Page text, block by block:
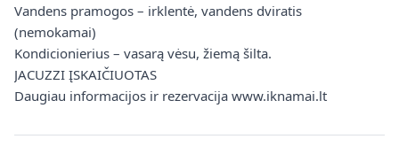
Vandens pramogos – irklentė, vandens dviratis
(nemokamai)
Kondicionierius – vasarą vėsu, žiemą šilta.
JACUZZI ĮSKAIČIUOTAS
Daugiau informacijos ir rezervacija www.iknamai.lt